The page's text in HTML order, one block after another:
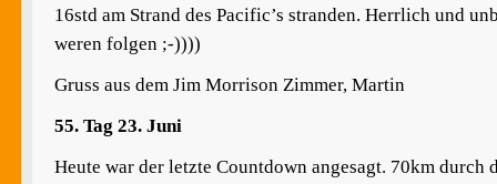
16std am Strand des Pacific’s stranden. Herrlich und
weren folgen ;-))))
Gruss aus dem Jim Morrison Zimmer, Martin
55. Tag 23. Juni
Heute war der letzte Countdown angesagt. 70km durch